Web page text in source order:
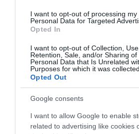
I want to opt-out of processing my
Personal Data for Targeted
Opted In
I want to opt-out of Collection,
Retention, Sale, and/or Sharing of
Personal Data that Is Unrelated
Purposes for which it was
Opted Out
Google consents
I want to allow Google to enable
related to advertising like cookies
06.08.2026 | 01:02
Ο πρόεδρος του Ιράν
αποκαλύπτει για την
Μοτζτάμπα Χαμενεΐ «τώρα
πολύ δύσκολη η